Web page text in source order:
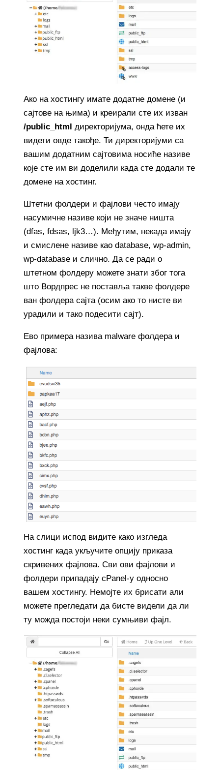
Ако на хостингу имате додатне домене (и
сајтове на њима) и креирали сте их изван
/public_html директоријума, онда ћете их
видети овде такође. Ти директоријуми са
вашим додатним сајтовима носиће називе
које сте им ви доделили када сте додали те
домене на хостинг.
Штетни фолдери и фајлови често имају
насумичне називе који не значе ништа
(dfas, fdsas, ljk3…). Међутим, некада имају
и смислене називе као database, wp-admin,
wp-database и слично. Да се ради о
штетном фолдеру можете знати због тога
што Вордпрес не поставља такве фолдере
ван фолдера сајта (осим ако то нисте ви
урадили и тако подесити сајт).
Ево примера назива malware фолдера и
фајлова:
На слици испод видите како изгледа
хостинг када укључите опцију приказа
скривених фајлова. Сви ови фајлови и
фолдери припадају cPanel-у односно
вашем хостингу. Немојте их брисати али
можете прегледати да бисте видели да ли
ту можда постоји неки сумњиви фајл.